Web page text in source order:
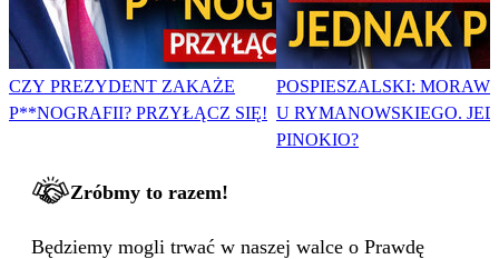
CZY PREZYDENT ZAKAŻE
P**NOGRAFII? PRZYŁĄCZ SIĘ!
POSPIESZALSKI:
U RYMANOWSKIEGO.
PINOKIO?
Zróbmy to razem!
Będziemy mogli trwać w naszej walce o Prawdę